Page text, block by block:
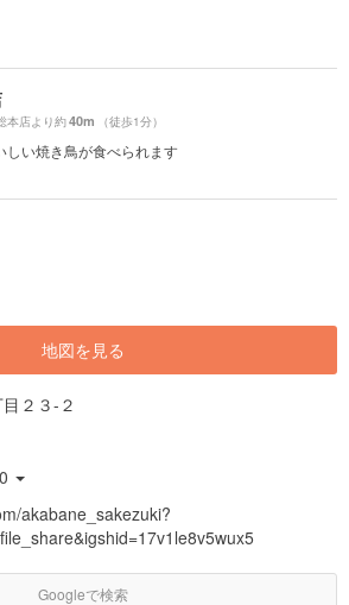
店より約40m （徒歩1分）
しい焼き鳥が食べられます
地図を見る
２３-２
akabane_sakezuki?
Googleで検索